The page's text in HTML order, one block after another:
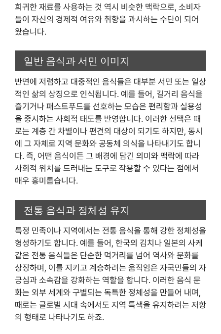
희귀한 재료를 사용하는 것 역시 비슷한 맥락으로, 소비자
들이 자신의 경제적 여유와 취향을 과시하는 수단이 되어
왔습니다.
일반 음식과 서민 이미지
반면에 저렴하고 대중적인 음식들은 대부분 서민 또는 일상
적인 삶의 상징으로 인식됩니다. 예를 들어, 길거리 음식을
즐기거나 패스트푸드를 선호하는 모습은 편리함과 실용성
을 중시하는 사회적 태도를 반영합니다. 이러한 선택은 때
로는 계층 간 차별이나 편견의 대상이 되기도 하지만, 동시
에 그 자체로 지역 문화와 공동체 의식을 나타내기도 합니
다. 즉, 어떤 음식이든 그 배경에 담긴 의미와 맥락에 따라
사회적 위치를 드러내는 도구로 작용할 수 있다는 점에서
매우 흥미롭습니다.
전통 음식과 정체성 유지
특정 민족이나 지역에서는 전통 음식을 통해 강한 정체성을
형성하기도 합니다. 예를 들어, 한국의 김치나 일본의 사케
같은 전통 음식들은 단순한 먹거리를 넘어 역사와 문화를
상징하며, 이를 지키고 계승하려는 움직임은 자국민들의 자
긍심과 소속감을 강화하는 역할을 합니다. 이러한 음식 문
화는 외부 세계와 구별되는 독특한 정체성을 만들어 내며,
때로는 글로벌 시대 속에서도 지역 특색을 유지하려는 저항
의 형태로 나타나기도 하죠.